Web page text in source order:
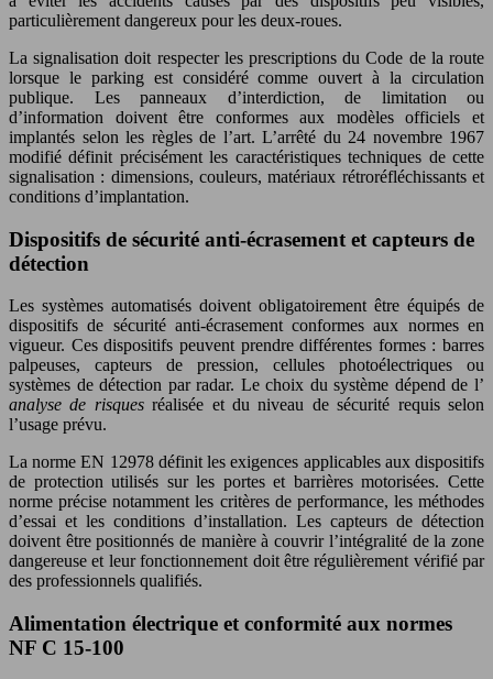
particulièrement dangereux pour les deux-roues.
La signalisation doit respecter les prescriptions du Code de la route
lorsque le parking est considéré comme ouvert à la circulation
publique. Les panneaux d’interdiction, de limitation ou
d’information doivent être conformes aux modèles officiels et
implantés selon les règles de l’art. L’arrêté du 24 novembre 1967
modifié définit précisément les caractéristiques techniques de cette
signalisation : dimensions, couleurs, matériaux rétroréfléchissants et
conditions d’implantation.
Dispositifs de sécurité anti-écrasement et capteurs de
détection
Les systèmes automatisés doivent obligatoirement être équipés de
dispositifs de sécurité anti-écrasement conformes aux normes en
vigueur. Ces dispositifs peuvent prendre différentes formes : barres
palpeuses, capteurs de pression, cellules photoélectriques ou
systèmes de détection par radar. Le choix du système dépend de l’
analyse de risquesréalisée et du niveau de sécurité requis selon
l’usage prévu.
La norme EN 12978 définit les exigences applicables aux dispositifs
de protection utilisés sur les portes et barrières motorisées. Cette
norme précise notamment les critères de performance, les méthodes
d’essai et les conditions d’installation. Les capteurs de détection
doivent être positionnés de manière à couvrir l’intégralité de la zone
dangereuse et leur fonctionnement doit être régulièrement vérifié par
des professionnels qualifiés.
Alimentation électrique et conformité aux normes
NF C 15-100